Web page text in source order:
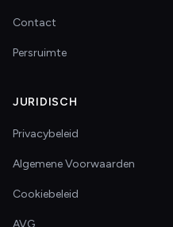
Contact
Persruimte
JURIDISCH
Privacybeleid
Algemene Voorwaarden
Cookiebeleid
AVG